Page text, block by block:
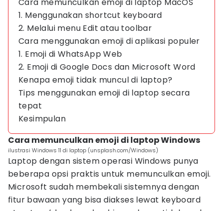
1. Menggunakan shortcut keyboard
2. Melalui menu Edit atau toolbar
Cara menggunakan emoji di aplikasi populer
1. Emoji di WhatsApp Web
2. Emoji di Google Docs dan Microsoft Word
Kenapa emoji tidak muncul di laptop?
Tips menggunakan emoji di laptop secara
tepat
Kesimpulan
Cara memunculkan emoji di laptop Windows
ilustrasi Windows 11 di laptop (unsplash.com/Windows)
Laptop dengan sistem operasi Windows punya
beberapa opsi praktis untuk memunculkan emoji.
Microsoft sudah membekali sistemnya dengan
fitur bawaan yang bisa diakses lewat keyboard